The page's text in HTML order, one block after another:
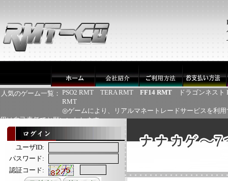
人気のゲーム一覧： PSO2 RMT TERA RMT FF14 RMT
ドラゴンネスト
RMT
◎ゲームにより、リアルマネートレードサービスを利
用は自己責任でお願いいたします
ユーザID:
パスワード:
認証コード: